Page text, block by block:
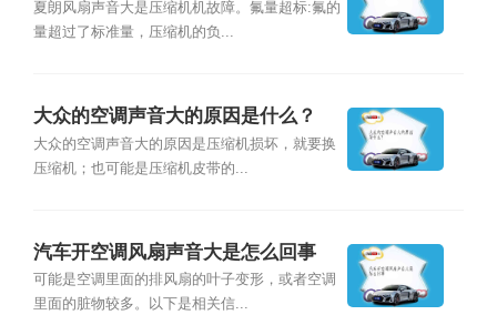
夏朗风扇声音大是压缩机机故障。氟量超标:氟的
量超过了标准量，压缩机的负...
大众的空调声音大的原因是什么？
大众的空调声音大的原因是压缩机损坏，就要换
压缩机；也可能是压缩机皮带的...
汽车开空调风扇声音大是怎么回事
可能是空调里面的排风扇的叶子变形，或者空调
里面的脏物较多。以下是相关信...